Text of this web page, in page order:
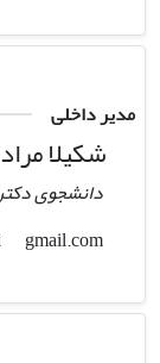
مدیر داخلی
شکیلا
دانشجوی
gmail.com